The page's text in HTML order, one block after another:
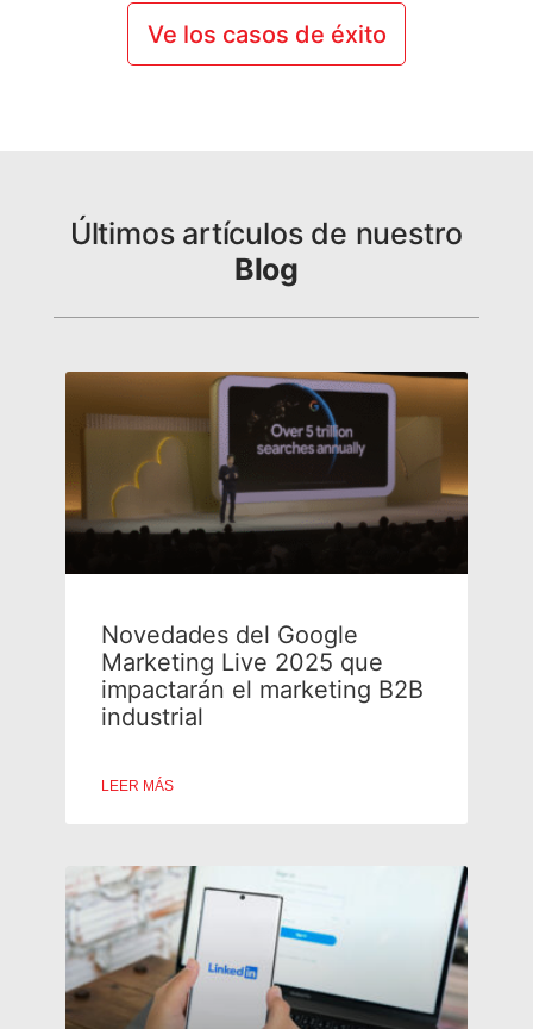
Ve los casos de éxito
Últimos artículos de nuestro
Blog
Novedades del Google
Marketing Live 2025 que
impactarán el marketing B2B
industrial
LEER MÁS